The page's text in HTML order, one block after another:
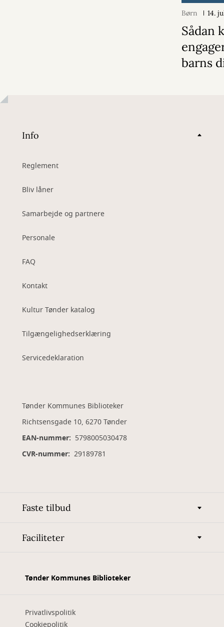
Børn 14.
Sådan
barns
Info
Reglement
Bliv låner
Samarbejde og partnere
Personale
FAQ
Kontakt
Kultur Tønder katalog
Tilgængelighedserklæring
Servicedeklaration
Tønder Kommunes Biblioteker
Richtsensgade 10, 6270 Tønder
EAN-nummer: 5798005030478
CVR-nummer: 29189781
Faste tilbud
Faciliteter
Tønder Kommunes Biblioteker
Privatlivspolitik
Cookiepolitik